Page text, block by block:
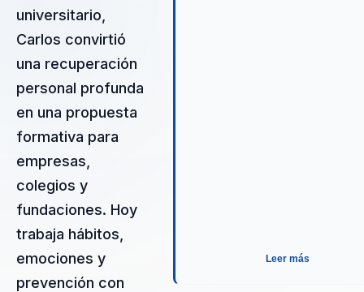
universitario,
Carlos convirtió
una recuperación
personal profunda
en una propuesta
formativa para
empresas,
colegios y
fundaciones. Hoy
trabaja hábitos,
emociones y
prevención con
Leer más